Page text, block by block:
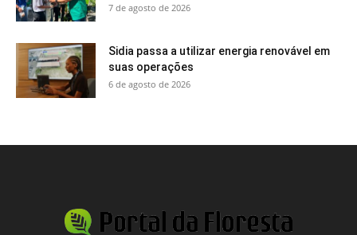
7 de agosto de 2026
Sidia passa a utilizar energia renovável em
suas operações
6 de agosto de 2026